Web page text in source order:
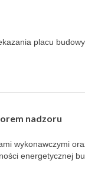
placu
nadzoru
wykonawczymi
energetycznej